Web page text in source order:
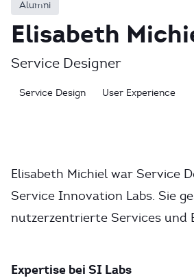
Alumni
Elisabeth
Service Designer
Service Design User Experience
Elisabeth Michiel war Service
Service Innovation Labs. Sie
nutzerzentrierte Services und
Expertise bei SI Labs